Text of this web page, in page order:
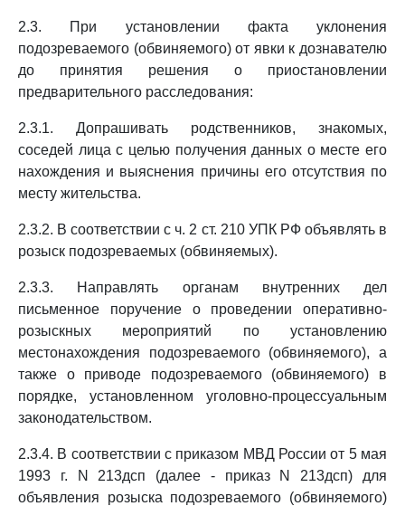
2.3. При установлении факта уклонения
подозреваемого (обвиняемого) от явки к дознавателю
до принятия решения о приостановлении
предварительного расследования:
2.3.1. Допрашивать родственников, знакомых,
соседей лица с целью получения данных о месте его
нахождения и выяснения причины его отсутствия по
месту жительства.
2.3.2. В соответствии с ч. 2 ст. 210 УПК РФ объявлять в
розыск подозреваемых (обвиняемых).
2.3.3. Направлять органам внутренних дел
письменное поручение о проведении оперативно-
розыскных мероприятий по установлению
местонахождения подозреваемого (обвиняемого), а
также о приводе подозреваемого (обвиняемого) в
порядке, установленном уголовно-процессуальным
законодательством.
2.3.4. В соответствии с приказом МВД России от 5 мая
1993 г. N 213дсп (далее - приказ N 213дсп) для
объявления розыска подозреваемого (обвиняемого)